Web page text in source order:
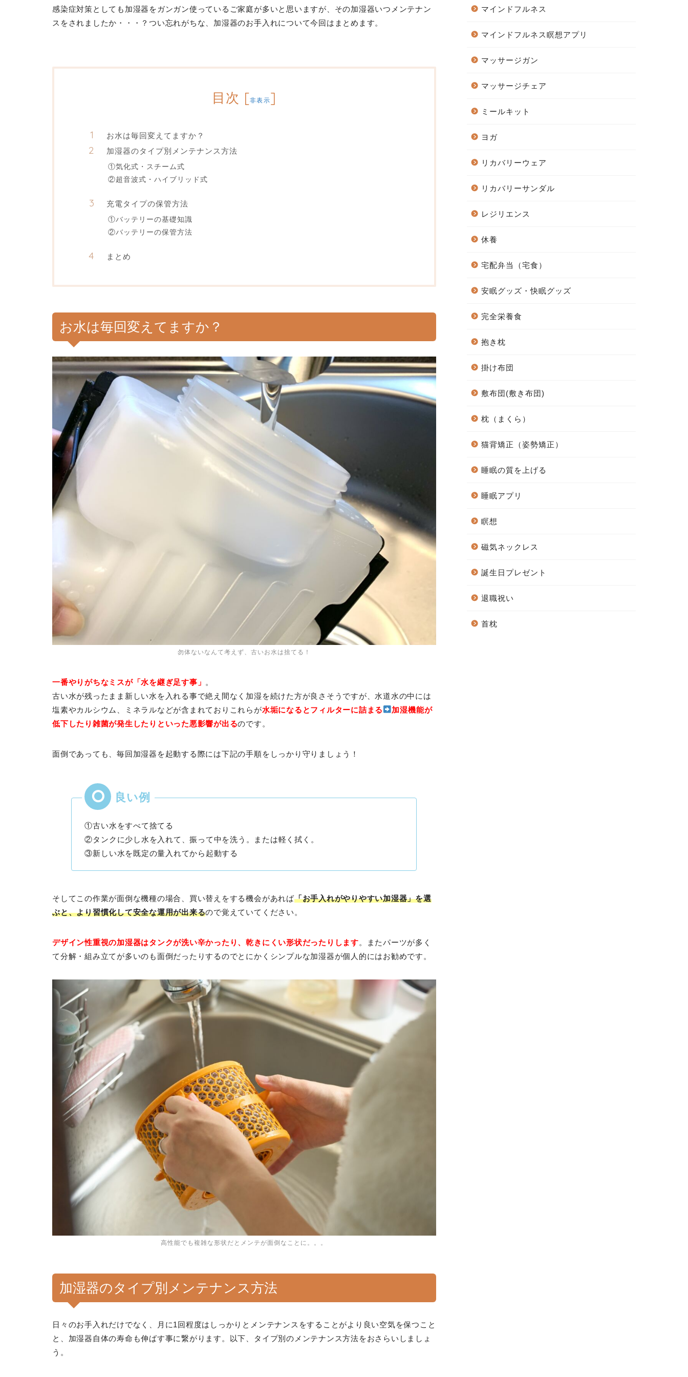
感染症対策としても加湿器をガンガン使っているご家庭が多いと思いますが、その加湿器いつメンテナン
スをされましたか・・・？つい忘れがちな、加湿器のお手入れについて今回はまとめます。
目次 [非表示]
お水は毎回変えてますか？
加湿器のタイプ別メンテナンス方法
①気化式・スチーム式
②超音波式・ハイブリッド式
充電タイプの保管方法
①バッテリーの基礎知識
②バッテリーの保管方法
まとめ
お水は毎回変えてますか？
勿体ないなんて考えず、古いお水は捨てる！
一番やりがちなミスが「水を継ぎ足す事」 。
古い水が残ったまま新しい水を入れる事で絶え間なく加湿を続けた方が良さそうですが、水道水の中には
塩素やカルシウム、ミネラルなどが含まれておりこれらが水垢になるとフィルターに詰まる
加湿機能が
低下したり雑菌が発生したりといった悪影響が出るのです。
面倒であっても、毎回加湿器を起動する際には下記の手順をしっかり守りましょう！
①古い水をすべて捨てる
②タンクに少し水を入れて、振って中を洗う。または軽く拭く。
③新しい水を既定の量入れてから起動する
そしてこの作業が面倒な機種の場合、買い替えをする機会があれば「お手入れがやりやすい加湿器」を選
ぶと、より習慣化して安全な運用が出来るので覚えていてください。
デザイン性重視の加湿器はタンクが洗い辛かったり、乾きにくい形状だったりします。またパーツが多く
て分解・組み立てが多いのも面倒だったりするのでとにかくシンプルな加湿器が個人的にはお勧めです。
高性能でも複雑な形状だとメンテが面倒なことに。。。
加湿器のタイプ別メンテナンス方法
日々のお手入れだけでなく、月に1回程度はしっかりとメンテナンスをすることがより良い空気を保つこと
と、加湿器自体の寿命も伸ばす事に繋がります。以下、タイプ別のメンテナンス方法をおさらいしましょ
う。
マインドフルネス
マインドフルネス瞑想アプリ
マッサージガン
マッサージチェア
ミールキット
ヨガ
リカバリーウェア
リカバリーサンダル
レジリエンス
休養
宅配弁当（宅食）
安眠グッズ・快眠グッズ
完全栄養食
抱き枕
掛け布団
敷布団(敷き布団)
枕（まくら）
猫背矯正（姿勢矯正）
睡眠の質を上げる
睡眠アプリ
瞑想
磁気ネックレス
誕生日プレゼント
退職祝い
首枕